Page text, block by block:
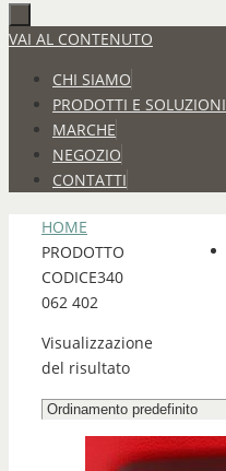
VAI AL CONTENUTO
CHI SIAMO
PRODOTTI E SOLUZIONI
MARCHE
NEGOZIO
CONTATTI
HOME
PRODOTTO
CODICE340
062 402
Visualizzazione
del risultato